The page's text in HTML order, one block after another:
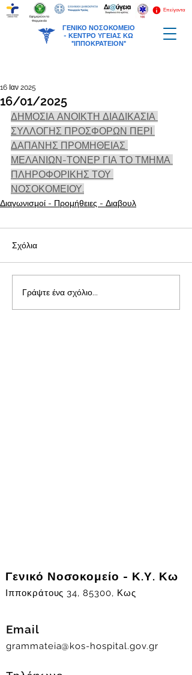
ΓΕΝΙΚΟ ΝΟΣΟΚΟΜΕΙΟ
- ΚΕΝΤΡΟ ΥΓΕΙΑΣ ΚΩ
"ΙΠΠΟΚΡΑΤΕΙΟΝ"
Επείγοντα
Εφημερεύοντα
Φαρμακεία
16/01/2025
16 Ιαν 2025
ΔΗΜΟΣΙΑ ΑΝΟΙΚΤΗ ΔΙΑΔΙΚΑΣΙΑ
ΣΥΛΛΟΓΗΣ ΠΡΟΣΦΟΡΩΝ ΠΕΡΙ
ΔΑΠΑΝΗΣ ΠΡΟΜΗΘΕΙΑΣ
ΜΕΛΑΝΙΩΝ-ΤΟΝΕΡ ΓΙΑ ΤΟ ΤΜΗΜΑ
ΠΛΗΡΟΦΟΡΙΚΗΣ ΤΟΥ
ΝΟΣΟΚΟΜΕΙΟΥ.
Διαγωνισμοί - Προμήθειες - Διαβουλ
Σχόλια
Γράψτε ένα σχόλιο...
Γενικό Νοσοκομείο - Κ.Υ. Κω
Ιπποκράτους 34, 85300, Κως
Email
grammateia@kos-hospital.gov.gr